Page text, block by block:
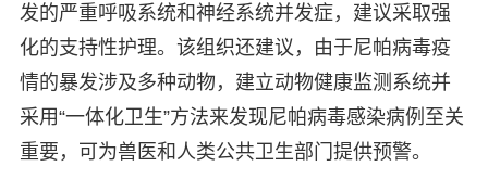
发的严重呼吸系统和神经系统并发症，建议采取强
化的支持性护理。该组织还建议，由于尼帕病毒疫
情的暴发涉及多种动物，建立动物健康监测系统并
采用“一体化卫生”方法来发现尼帕病毒感染病例至关
重要，可为兽医和人类公共卫生部门提供预警。